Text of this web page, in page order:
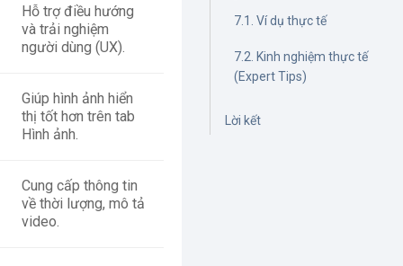
Hỗ trợ điều hướng
và trải nghiệm
người dùng (UX).
Giúp hình ảnh hiển
thị tốt hơn trên tab
Hình ảnh.
Cung cấp thông tin
về thời lượng, mô tả
video.
7.1. Ví dụ thực tế
7.2. Kinh nghiệm thực tế
(Expert Tips)
Lời kết